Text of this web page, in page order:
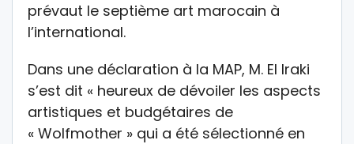
prévaut le septième art marocain à
l’international.
Dans une déclaration à la MAP, M. El Iraki
s’est dit « heureux de dévoiler les aspects
artistiques et budgétaires de
« Wolfmother » qui a été sélectionné en